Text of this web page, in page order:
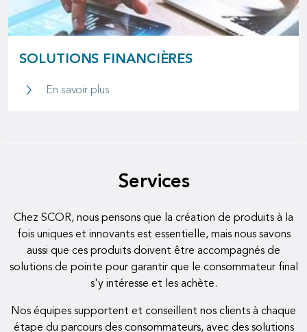
SOLUTIONS FINANCIÈRES
En savoir plusSolutions financières
Services
Chez SCOR, nous pensons que la création de produits à la
fois uniques et innovants est essentielle, mais nous savons
aussi que ces produits doivent être accompagnés de
solutions de pointe pour garantir que le consommateur final
s'y intéresse et les achète.
Nos équipes supportent et conseillent nos clients à chaque
étape du parcours des consommateurs, avec des solutions